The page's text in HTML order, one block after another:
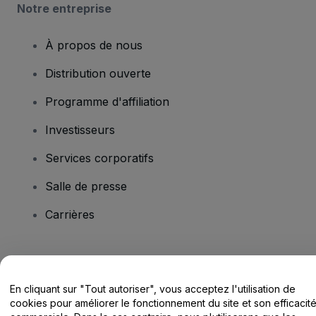
Notre entreprise
À propos de nous
Distribution ouverte
Programme d'affiliation
Investisseurs
Services corporatifs
Salle de presse
Carrières
Centre d'assistance / Nous contacter
En cliquant sur "Tout autoriser", vous acceptez l'utilisation de
cookies pour améliorer le fonctionnement du site et son efficacité